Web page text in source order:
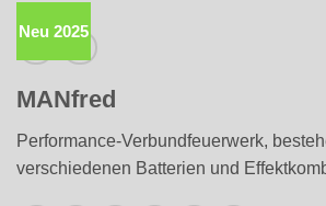
Neu 2025
MANfred
Performance-Verbundfeuerwerk,
verschiedenen Batterien und